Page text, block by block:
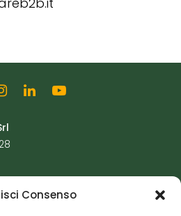
Consenso